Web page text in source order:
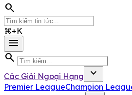
search
⌘+K
menu
search
Các Giải Ngoại Hạng expand_more
Premier LeagueChampion